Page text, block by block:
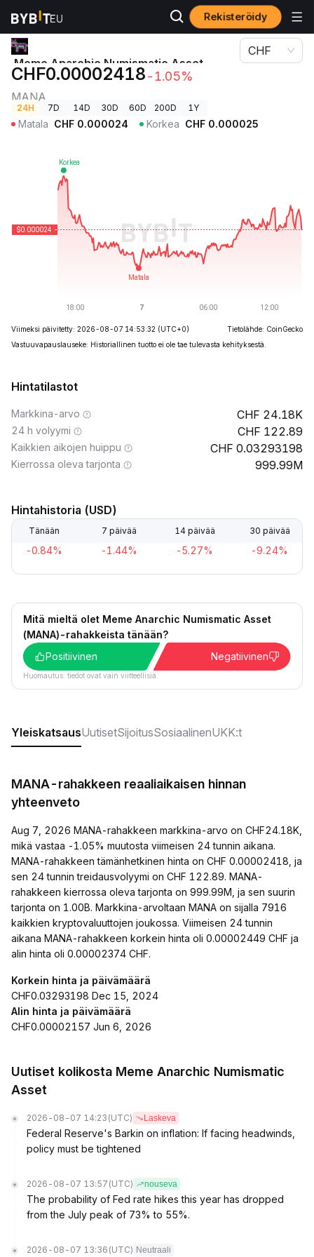
Rekisteröidy
Kryptohinnat Meme Anarchic Numismatic Asset-hinta MANA
Meme Anarchic Numismatic Asset-
hinta
MANA
CHF0.00002418-1.05%
CHF
24H 7D 14D 30D 60D 200D 1Y
Matala CHF 0.000024 Korkea CHF 0.000025
Viimeksi päivitetty: 2026-08-07 14:53:32 (UTC+0)
Tietolähde: CoinGecko
Vastuuvapauslauseke: Historiallinen tuotto ei ole tae tulevasta kehityksestä.
Hintatilastot
Markkina-arvo 24.18K
24 h volyymi 122.89
Kaikkien aikojen huippu 0.03293198
Kierrossa oleva tarjonta 999.99M
Hintahistoria (USD)
Tänään 7 päivää 14 päivää 30 päivää
-0.84% -1.44% -5.27% -9.24%
Mitä mieltä olet Meme Anarchic Numismatic Asset
(MANA)-rahakkeista tänään?
Positiivinen
Negatiivinen
Huomautus: tiedot ovat vain viitteellisiä.
YleiskatsausUutisetSijoitusSosiaalinenUKK:t
MANA-rahakkeen reaaliaikaisen hinnan
yhteenveto
Aug 7, 2026 MANA-rahakkeen markkina-arvo on CHF24.18K,
mikä vastaa -1.05% muutosta viimeisen 24 tunnin aikana.
MANA-rahakkeen tämänhetkinen hinta on CHF 0.00002418, ja
sen 24 tunnin treidausvolyymi on CHF 122.89. MANA-
rahakkeen kierrossa oleva tarjonta on 999.99M, ja sen suurin
tarjonta on 1.00B. Markkina-arvoltaan MANA on sijalla 7916
kaikkien kryptovaluuttojen joukossa. Viimeisen 24 tunnin
aikana MANA-rahakkeen korkein hinta oli 0.00002449 CHF ja
alin hinta oli 0.00002374 CHF.
Korkein hinta ja päivämäärä
CHF0.03293198 Dec 15, 2024
Alin hinta ja päivämäärä
CHF0.00002157 Jun 6, 2026
Uutiset kolikosta Meme Anarchic Numismatic
Asset
2026-08-07 14:23 (UTC) Laskeva
Federal Reserve's Barkin on inflation: If facing headwinds,
policy must be tightened
2026-08-07 13:57 (UTC) nouseva
The probability of Fed rate hikes this year has dropped
from the July peak of 73% to 55%.
2026-08-07 13:36 (UTC) Neutraali